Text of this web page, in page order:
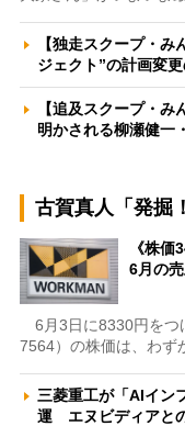
【独走スクープ・
ジェクト”の計画変
【追及スクープ・
明かされる柳瀬健一
古賀真人「発掘
《株
6月の
6月3日に8330円をつ
7564）の株価は、わず
三菱重工が「AIイン
運 エヌビディアと